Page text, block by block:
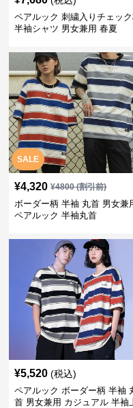
ペアルック 刺繍入りチェッ
半袖シャツ 男女兼用 春夏
SALE
¥4,320 ¥4800(割引前)
ボーダー柄 半袖 丸首 男女兼
ペアルック 半袖丸首
¥5,520 (税込)
ペアルック ボーダー柄 半袖
首 男女兼用 カジュアル 半袖